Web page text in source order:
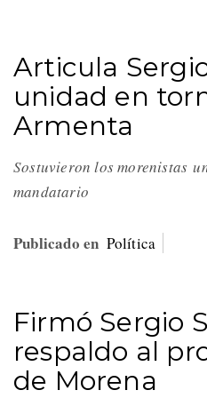
Articula
unidad en
Armenta
Sostuvieron los morenistas
mandatario
Publicado en Política
Firmó Sergio
respaldo al
de Morena